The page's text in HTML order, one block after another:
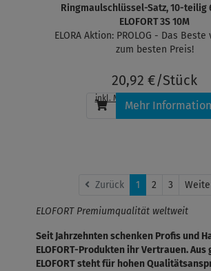
Ringmaulschlüssel-Satz, 10-teilig
ELOFORT 3S 10M
ELORA Aktion: PROLOG - Das Beste
zum besten Preis!
20,92 €/Stück
inkl. MwSt. , zzgl. Versandkosten
Mehr
Zurück 1 2 3
ELOFORT Premiumqualität weltweit
Seit Jahrzehnten schenken Profis und
ELOFORT-Produkten ihr Vertrauen. Aus
ELOFORT steht für hohen